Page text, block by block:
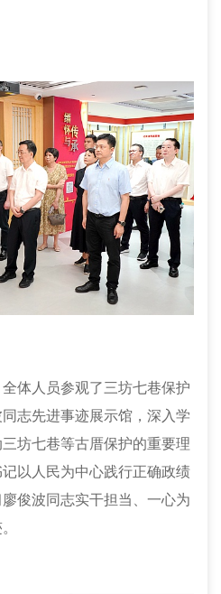
体人员参观了三坊七巷保护
志先进事迹展示馆，深入学
坊七巷等古厝保护的重要理
以人民为中心践行正确政绩
俊波同志实干担当、一心为